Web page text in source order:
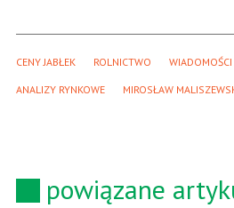
CENY JABŁEK ROLNICTWO
ANALIZY RYNKOWE MIROSŁAW
powiązane